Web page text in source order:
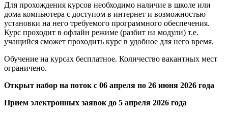
Для прохождения курсов необходимо наличие в школе или
дома компьютера с доступом в интернет и возможностью
установки на него требуемого программного обеспечения.
Курс проходит в офлайн режиме (разбит на модули) т.е.
учащийся сможет проходить курс в удобное для него время.
Обучение на курсах бесплатное. Количество вакантных мест
ограничено.
Открыт набор на поток с 06 апреля по 26 июня 2026 года
Прием электронных заявок до 5 апреля 2026 года